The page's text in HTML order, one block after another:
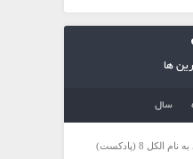
ها
سال
8 (پادکست)